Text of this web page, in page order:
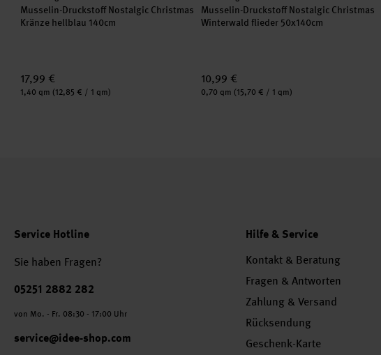
Musselin-Druckstoff Nostalgic Christmas
Kränze hellblau 140cm
17,99 €
Inhalt:
1,40 qm (12,85 € / 1 qm)
Musselin-Druckstoff Nostalgic Christmas
Winterwald flieder 50x140cm
10,99 €
Inhalt:
0,70 qm (15,70 € / 1 qm)
Service Hotline
Sie haben Fragen?
Telefonnummer
05251 2882 282
von Mo. - Fr. 08:30 - 17:00 Uhr
service@idee-shop.com
Hilfe & Service
Kontakt & Beratung
Fragen & Antworten
Zahlung & Versand
Rücksendung
Geschenk-Karte